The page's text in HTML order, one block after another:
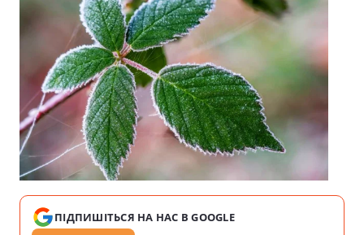
ПІДПИШІТЬСЯ НА НАС В GOOGLE